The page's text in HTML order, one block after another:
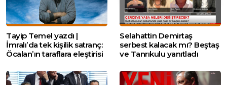
Tayip Temel yazdı |
İmralı’da tek kişilik satranç:
Öcalan’ın taraflara eleştirisi
Selahattin Demirtaş
serbest kalacak mı? Beştaş
ve Tanrıkulu yanıtladı